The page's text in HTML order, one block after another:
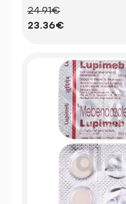
24.91€
23.36€